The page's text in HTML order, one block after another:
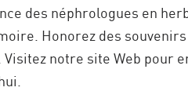
des néphrologues en
Honorez des
notre site Web pour